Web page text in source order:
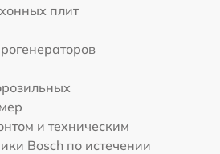
плит
и техническим
Bosch по истечении